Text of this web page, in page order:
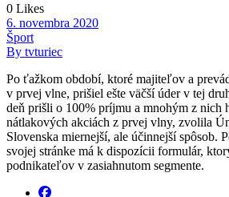
0 Likes
6. novembra 2020
Šport
By tvturiec
Po ťažkom období, ktoré majiteľov a
v prvej vlne, prišiel ešte väčší úder v tej
deň prišli o 100% príjmu a mnohým z nich
nátlakových akciách z prvej vlny, zvolila
Slovenska miernejší, ale účinnejší spôsob.
svojej stránke má k dispozícii formulár,
podnikateľov v zasiahnutom segmente.